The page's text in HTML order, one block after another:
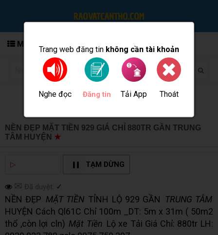
Trang web đăng tin không cần tài khoản
Nghe đọc Đăng tin Tải App Thoát
MENU
NỀN ĐẸP MẶT TIỀN 929 GIÁ CHỈ 880TR GẦN TRUNG
TÂM HUYỆN ★
▷ TẠM DỪNG
✉ Đã duyệt: ✓
NỀN ĐẸP MẶT TIỀN TỈNH LỘ 929 GẦN
TRUNG TÂM
HUYỆN Cách Ql61C Chỉ 100m _DT: 5m x 31m ( 50m2
thổ ,còn lợi cln) Mặt Tiền Lộ xe Tải Giá Chỉ: 880tr LH: